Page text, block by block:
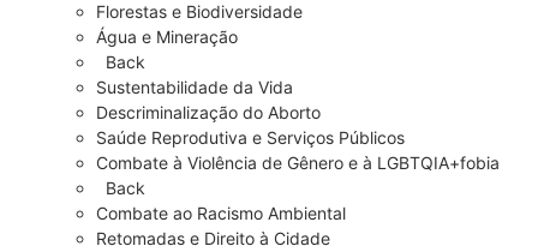
Florestas e Biodiversidade
Água e Mineração
Back
Sustentabilidade da Vida
Descriminalização do Aborto
Saúde Reprodutiva e Serviços Públicos
Combate à Violência de Gênero e à LGBTQIA+fobia
Back
Combate ao Racismo Ambiental
Retomadas e Direito à Cidade